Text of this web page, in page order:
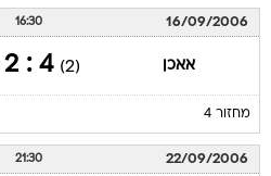
16/09/2006
16:30
אאכן (2)
4 : 2
מחזור 4
22/09/2006
21:30